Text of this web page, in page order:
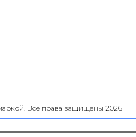
Все права защищены 2026